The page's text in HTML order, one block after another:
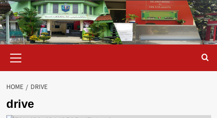
Skip
to
content
Menu
HOME DRIVE
drive